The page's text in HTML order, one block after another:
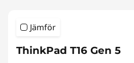
Jämför
ThinkPad T16 Gen 5